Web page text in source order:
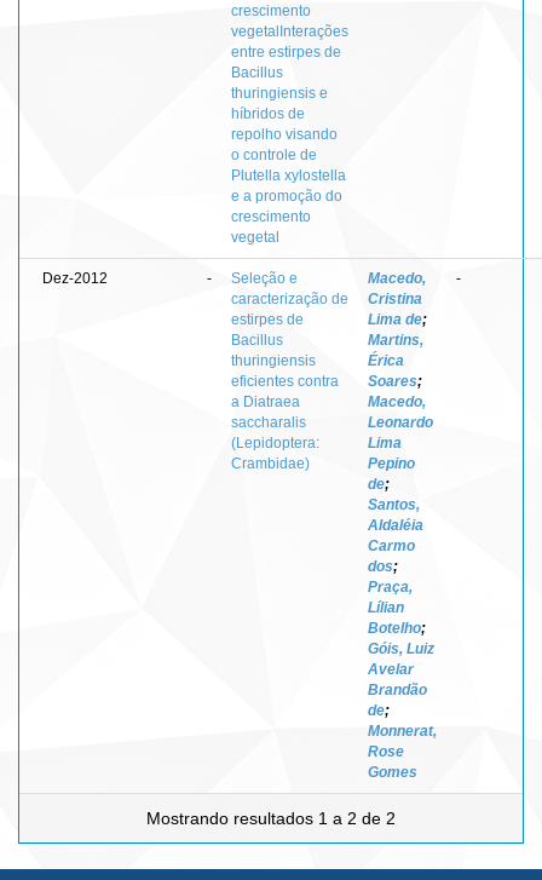
crescimento
vegetalInterações
entre estirpes de
Bacillus
thuringiensis e
híbridos de
repolho visando
o controle de
Plutella xylostella
e a promoção do
crescimento
vegetal
Dez-2012 -
Seleção e
caracterização de
estirpes de
Bacillus
thuringiensis
eficientes contra
a Diatraea
saccharalis
(Lepidoptera:
Crambidae)
Macedo,
Cristina
Lima de;
Martins,
Érica
Soares;
Macedo,
Leonardo
Lima
Pepino
de;
Santos,
Aldaléia
Carmo
dos;
Praça,
Lílian
Botelho;
Góis, Luiz
Avelar
Brandão
de;
Monnerat,
Rose
Gomes
-
Mostrando resultados 1 a 2 de 2